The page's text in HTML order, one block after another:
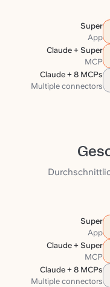
Super
App
Claude + Super
MCP
Claude + 8 MCPs
Multiple connectors
Super
App
Claude + Super
MCP
Claude + 8 MCPs
Multiple connectors